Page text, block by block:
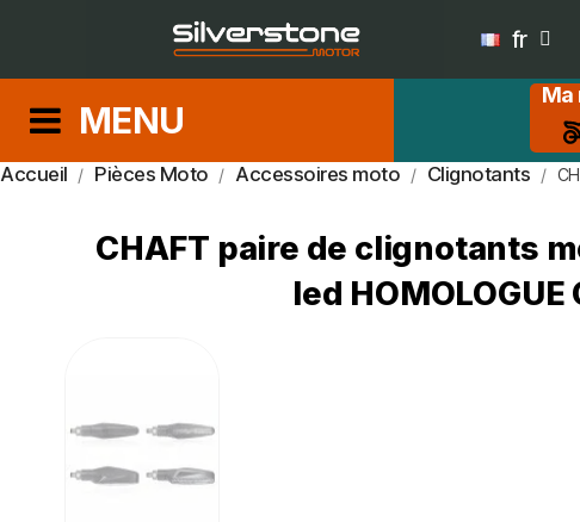
fr
MENU
Ma
Accueil Pièces Moto Accessoires moto Clignotants
CHAFT paire de clignotants
led HOMOLOGUE